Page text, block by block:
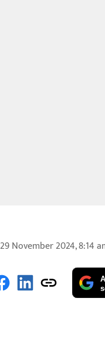
29 November 2024, 8:14